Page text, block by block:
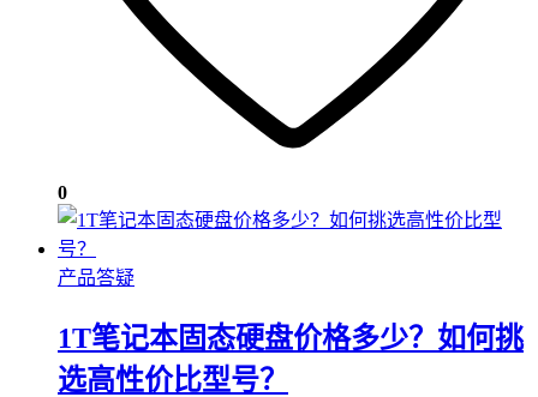
0
产品答疑
1T笔记本固态硬盘价格多少？如何挑
选高性价比型号？